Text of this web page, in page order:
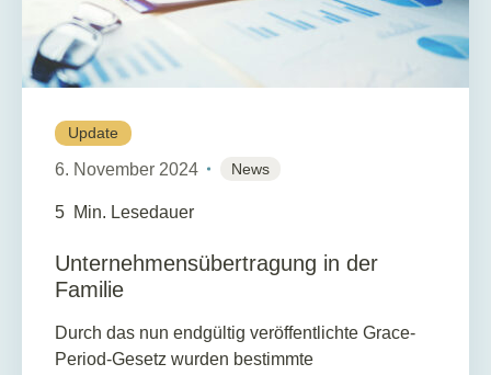
Update
6. November 2024 News
5 Min. Lesedauer
Unternehmensübertragung in der
Familie
Durch das nun endgültig veröffentlichte Grace-
Period-Gesetz wurden bestimmte